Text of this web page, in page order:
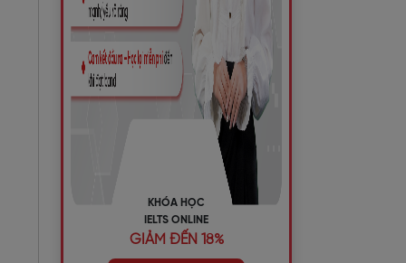
KHÓA HỌC
IELTS ONLINE
GIẢM ĐẾN 18%